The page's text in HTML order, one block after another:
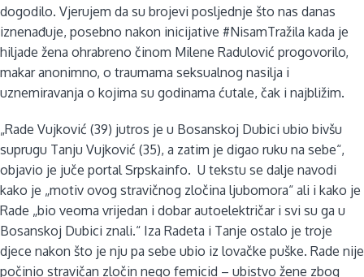
dogodilo. Vjerujem da su brojevi posljednje što nas danas
iznenađuje, posebno nakon inicijative #NisamTražila kada je
hiljade žena ohrabreno činom Milene Radulović progovorilo,
makar anonimno, o traumama seksualnog nasilja i
uznemiravanja o kojima su godinama ćutale, čak i najbližim.
„Rade Vujković (39) jutros je u Bosanskoj Dubici ubio bivšu
suprugu Tanju Vujković (35), a zatim je digao ruku na sebe“,
objavio je juče portal Srpskainfo. U tekstu se dalje navodi
kako je „motiv ovog stravičnog zločina ljubomora“ ali i kako je
Rade „bio veoma vrijedan i dobar autoelektričar i svi su ga u
Bosanskoj Dubici znali.“ Iza Radeta i Tanje ostalo je troje
djece nakon što je nju pa sebe ubio iz lovačke puške. Rade nije
počinio stravičan zločin nego femicid – ubistvo žene zbog